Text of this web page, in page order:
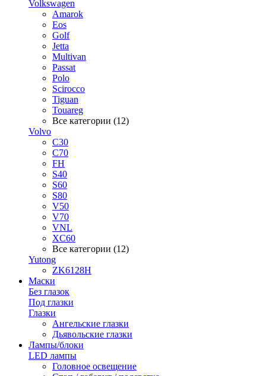
Volkswagen
Amarok
Eos
Golf
Jetta
Multivan
Passat
Polo
Scirocco
Tiguan
Touareg
Все категории (12)
Volvo
C30
C70
FH
S40
S60
S80
V50
V70
VNL
XC60
Все категории (12)
Yutong
ZK6128H
Маски
Без глазок
Под глазки
Глазки
Ангельские глазки
Дьявольские глазки
Лампы/блоки
LED лампы
Головное освещение